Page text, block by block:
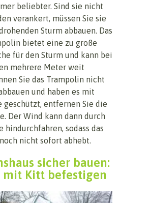
beliebter. Sind sie nicht
verankert, müssen Sie sie
Sturm abbauen. Das
bietet eine zu große
für den Sturm und kann bei
mehrere Meter weit
Sie das Trampolin nicht
und haben es mit
geschützt, entfernen Sie die
Der Wind kann dann durch
hindurchfahren, sodass das
nicht sofort abhebt.
sicher bauen:
mit Kitt befestigen